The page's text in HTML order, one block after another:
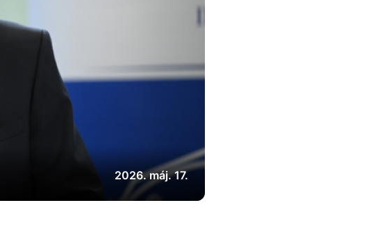
2026. máj. 17.